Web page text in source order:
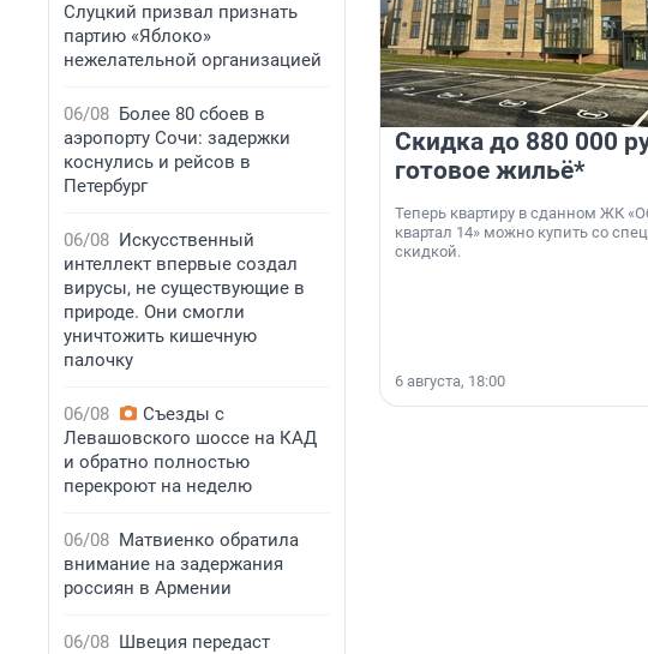
Слуцкий призвал признать
партию «Яблоко»
нежелательной организацией
06/08 Более 80 сбоев в
аэропорту Сочи: задержки
коснулись и рейсов в
Петербург
06/08 Искусственный
интеллект впервые создал
вирусы, не существующие в
природе. Они смогли
уничтожить кишечную
палочку
06/08
Съезды с
Левашовского шоссе на КАД
и обратно полностью
перекроют на неделю
06/08 Матвиенко обратила
внимание на задержания
россиян в Армении
06/08 Швеция передаст
Скидка до 880 000
готовое жильё*
Теперь квартиру в сданном ЖК
квартал 14» можно купить со
скидкой.
6 августа, 18:00